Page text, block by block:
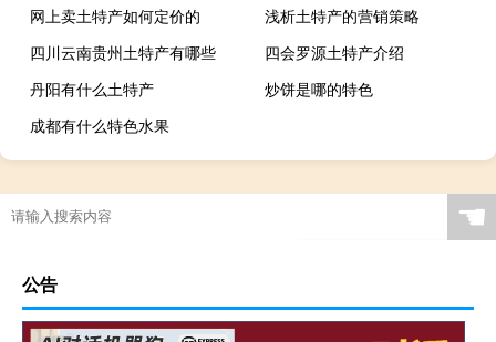
网上卖土特产如何定价的
浅析土特产的营销策略
四川云南贵州土特产有哪些
四会罗源土特产介绍
丹阳有什么土特产
炒饼是哪的特色
成都有什么特色水果
☚
公告